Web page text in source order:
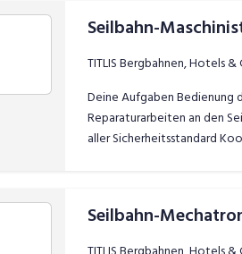
Seilbahn-
TITLIS Bergbahnen, Hotels
Deine Aufgaben Bedienung
Reparaturarbeiten an den
aller Sicherheitsstandard
Seilbahn-